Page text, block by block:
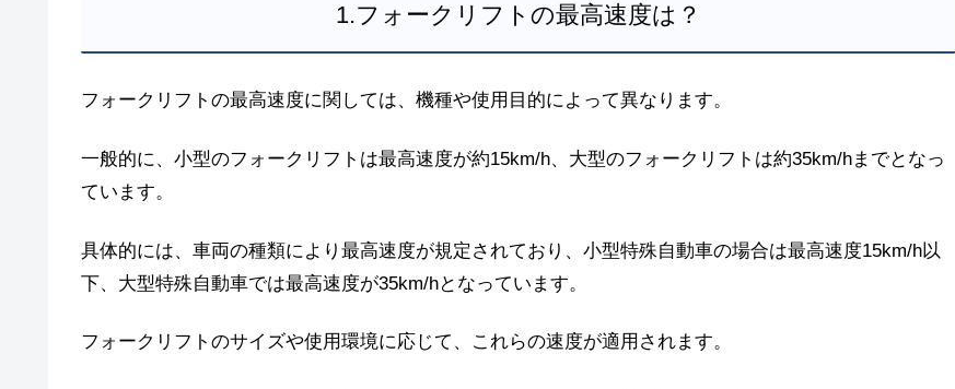
1.フォークリフトの最高速度は？
フォークリフトの最高速度に関しては、機種や使用目的によって異なります。
一般的に、小型のフォークリフトは最高速度が約15km/h、大型のフォークリフトは約35km/hまでとなっ
ています。
具体的には、車両の種類により最高速度が規定されており、小型特殊自動車の場合は最高速度15km/h以
下、大型特殊自動車では最高速度が35km/hとなっています。
フォークリフトのサイズや使用環境に応じて、これらの速度が適用されます。